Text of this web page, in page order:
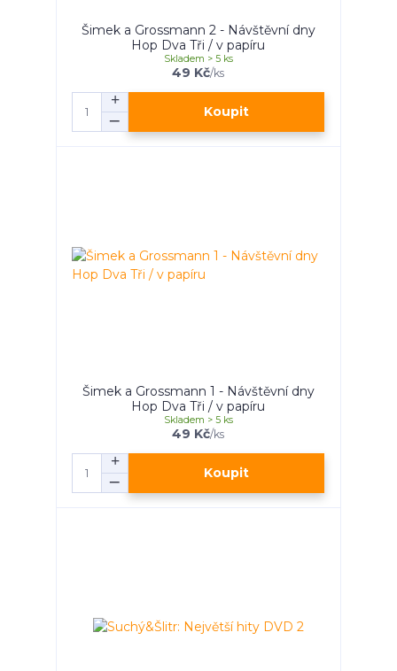
Šimek a Grossmann 2 - Návštěvní dny
Hop Dva Tři / v papíru
49 Kč/ks
Skladem > 5 ks
Koupit
Šimek a Grossmann 1 - Návštěvní dny
Hop Dva Tři / v papíru
49 Kč/ks
Skladem > 5 ks
Koupit